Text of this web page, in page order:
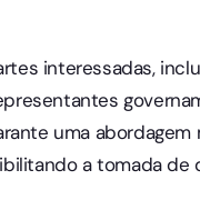
interessadas,
uma abordagem
a tomada de